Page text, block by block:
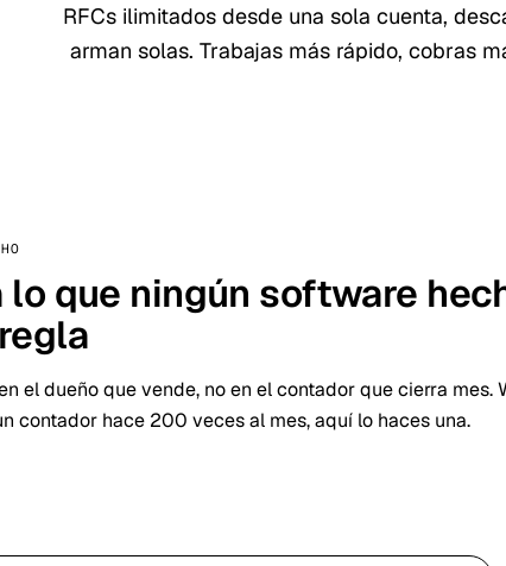
RFCs ilimitados desde una sola cuenta,
arman solas. Trabajas más rápido, cobras
lo que ningún software
el dueño que vende, no en el contador que cierra mes.
contador hace 200 veces al mes, aquí lo haces una.